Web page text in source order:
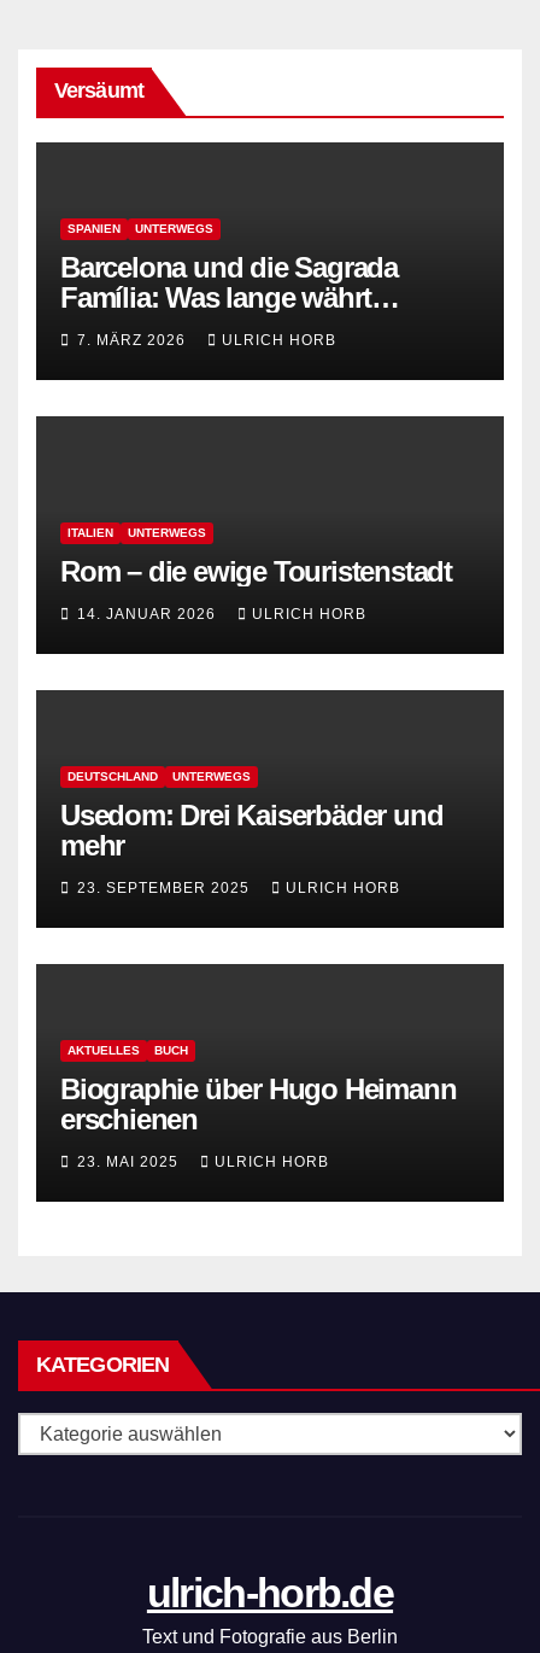
Versäumt
SPANIEN UNTERWEGS
Barcelona und die Sagrada
Família: Was lange währt…
7. MÄRZ 2026 ULRICH HORB
ITALIEN UNTERWEGS
Rom – die ewige Touristenstadt
14. JANUAR 2026 ULRICH HORB
DEUTSCHLAND UNTERWEGS
Usedom: Drei Kaiserbäder und
mehr
23. SEPTEMBER 2025 ULRICH HORB
AKTUELLES BUCH
Biographie über Hugo Heimann
erschienen
23. MAI 2025 ULRICH HORB
KATEGORIEN
Kategorien
ulrich-horb.de
Text und Fotografie aus Berlin